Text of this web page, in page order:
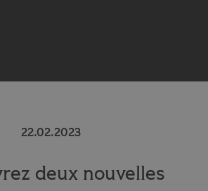
22.02.2023
deux nouvelles